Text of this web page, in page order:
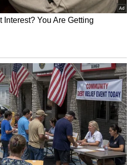
ಎಲೆ ತರಕಾರಿಗಳನ್ನು ಸೇರಿಸಿ
ಡ್ರೈ ಫ್ರುಟ್ಸ್ ಆಂದ್
ನಿಮ್ಮ ಕೂದಲಿಗೆ ಎಣ್ಣೆ
ಸುಧಾರಿಸುತ್ತದೆ ಮತ್ತು
ತಡೆಯಬಹುದು.